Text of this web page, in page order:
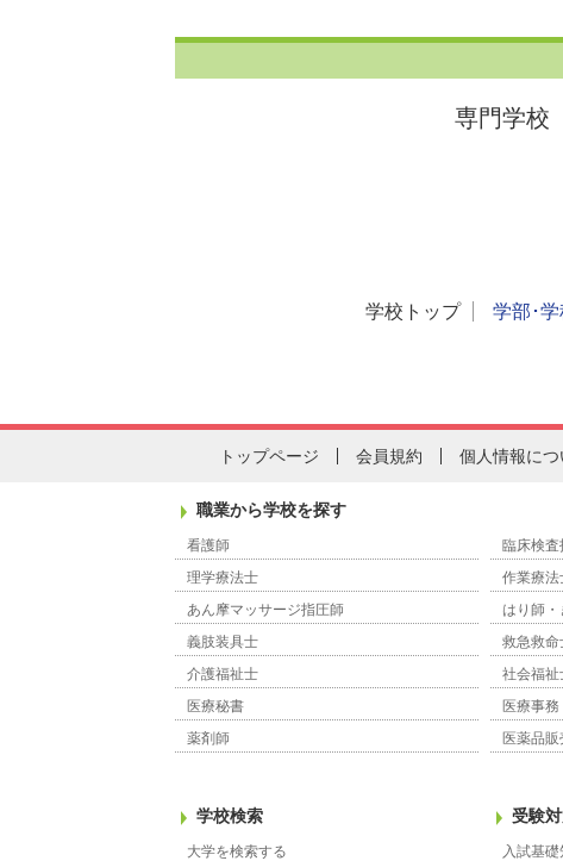
専門学校
学校トップ 学部･
トップページ 会員規約 個人情報につ
職業から学校を探す
看護師 臨床検査
理学療法士
作業療法
あん摩マッサージ指圧師
はり師
義肢装具士
救急救命
介護福祉士
社会福祉
医療秘書
医療事務
薬剤師
医薬品販
学校検索
大学を検索する
受験
入試基